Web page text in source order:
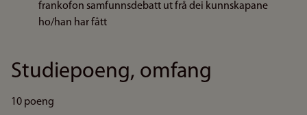
frankofon samfunnsdebatt ut frå dei kunnskapane
ho/han har fått
Studiepoeng, omfang
10 poeng